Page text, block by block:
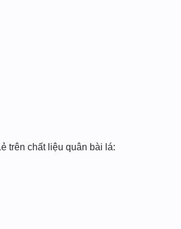
trên chất liệu quân bài lá: